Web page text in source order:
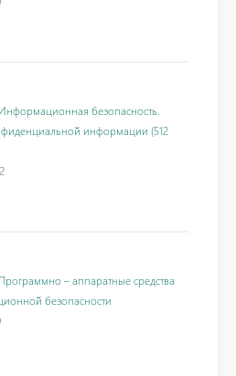
безопасность.
информации (512
– аппаратные средства
безопасности